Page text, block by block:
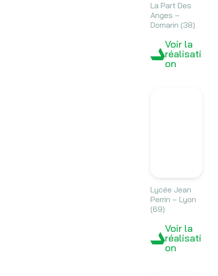
La Part Des
Anges –
Domarin (38)
Voir la
réalisati
on
Lycée Jean
Perrin – Lyon
(69)
Voir la
réalisati
on